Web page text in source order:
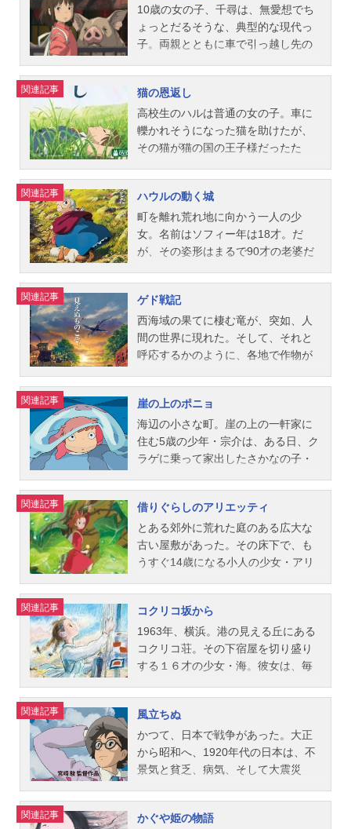
リスケジュール1995年7月15日
（土）【4Kデジタルリマスター上
映】2026年10月23日（金）キャスト
生月島靖也（雫の父）：立花隆月島
朝子（雫の母）：室井滋バロン：露
口茂西司朗（地球屋主人）：小林桂
樹月島汐：山下容莉枝高坂先生：高
山みなみ原...
若手タヌキたちの人間撃退作戦が開
始される。大木に扮してトラックを
妨害したり、ダンプを"八畳敷き"で目
せいとは知らない人間たちは「開発
のありかたに疑問」と報道、束の
間、タヌキは大喜びする。その一
方、四国や佐渡に住む長老たちの援
軍も仰ぐために使者が差し向けられ
ちは、化け学を駆使したゲリラ作戦
を展開。ところが新興住宅地で続発
する怪事件は、面白可笑しく報道さ
れるばかりで、開発阻止には...
る山犬一族、そして山犬に育てられ
た人間の少女サン。アシタカはその
狭間で、自分が呪われた理由を知
劇場版アニメシリーズスタジオジブ
リスケジュール1997年7月12日
（土）【IMAX劇場】2025年10月24
日（金）期間限定上映キャストアシ
タカ：松田洋治サン：石田ゆり子エ
甲六：西村雅彦（西村まさ彦）ゴン
ザ：上條恒彦トキ：島本須美山犬：
渡辺哲タタリ神：佐藤允牛飼い：名
古屋章モロの君：美輪明宏ヒイさ
ま：森光子乙事主：森繁久彌スタッ
ューサー：鈴木敏夫作画：安藤雅司
美術：山本二三 黒田聡 田中直
哉 武重洋二 男鹿和雄音楽：久石
譲主題歌「もののけ姫」米良美一公
開開始年＆季...
的な山田一家。その山田家の人々が
繰り広げるおかしくてほのぼのした
温かいエピソードの数々が短編集的
キョとなりの山田くん放送形態劇場
版アニメシリーズスタジオジブリス
ケジュール1999年7月17日（土）キ
ャストまつ子：朝丘雪路たかし：益
岡徹しげ：荒木雅子のぼる：五十畑
田靖子暴走族：古田新太配達人：斉
藤暁藤原先生：矢野顕子俳句朗読：
柳家小三治眼鏡の女：中村玉緒キク
チババ：ミヤコ蝶々スタッフ原作：
いしいひさいち脚本・監督：高畑勲
題歌：矢野顕子配給：松竹⋅スタジオ
ジブリ（徳間書店）公開開始年＆季
節1999アニメ映画(C)1999いしいひ
さいち・畑事務所・StudioGhibli・N
HD『ホーホケキョとなりの山田く
りの山田くん」のグッズを探す
10歳の女の子、千尋は、無愛想でち
ょっとだるそうな、典型的な現代っ
子。両親とともに車で引っ越し先の
迷い込んだ「不思議の町」。町の屋
台にあった料理を勝手に食べた両親
は、豚に姿をかえられてしまう。ひ
とりぼっちになってしまった千尋
は、「千尋」という名を奪われ
めにその町を支配する強欲な魔女・
湯婆婆の下で働き始める。湯屋と
は、この日本に棲むいろんな神様や
お化けが疲れと傷を癒しに通うお風
呂屋さんのこと。そこで、千尋は怪
て初めて懸命に働く。ハクや河の神
などと出会い、様々な経験とふれあ
いを重ねるうちに、千尋は徐々に成
長していく。何重にも守られて育つ
現代の子どもたちが、突然ひとりぼ
世界に帰れるのか・・・?作品名千と
千尋の神隠し放送形態劇場版アニメ
シリーズスタジオジブリスケジュー
ル2001年7月20日（金）キャスト千
尋：柊瑠美ハク：入野自由湯婆婆・
お母さん：沢口靖子青蛙：我修院達
也坊：神木隆之介リン：玉井夕海番
台蛙：大泉洋河の神：はやし・こば
父役：上條恒彦兄役：小野武彦釜
爺：菅...
関連記事
猫の恩返し
高校生のハルは普通の女の子。車に
轢かれそうになった猫を助けたが、
その猫が猫の国の王子様だったた
に。「このまま、猫になってもいい
かも……」と思った瞬間、ハルは
徐々に猫の姿になっていき、一見天
国に思えた猫の国の恐ろしさにはじ
めて気づくのだった……。作品名猫
ーズスタジオジブリスケジュール200
2年7月20日（土）キャストハル：池
脇千鶴バロン：袴田吉彦ユキ：前田
亜季ルーン：山田孝之ひろみ：佐藤
仁美ナトリ：佐戸井けん太ナトル：
介ハルの母：岡江久美子猫王：丹波
哲郎スタッフ監督：森田宏幸企画：
宮崎駿脚本：吉田玲子製作：松下武
義 氏家齊一郎 星野康二 宮川智
雄 相原宏徳 高井英幸製作プロデ
野見祐二キャラクターデザイン・レ
イアウト：森川聡子作画監督：井上
鋭美術監督：田中直哉映像演出：高
橋賢太郎制作プロデューサー：田中
千義主題歌「風になる」つじあやの
2002猫乃手堂・GNDHMT『猫の恩返
し』公式サイト 「猫の恩返し」のグ
ッズを探す
関連記事
ハウルの動く城
町を離れ荒れ地に向かう一人の少
女。名前はソフィー年は18才。だ
が、その姿形はまるで90才の老婆だ
子屋を一人で切り盛りしてきたソフ
ィー。だがそれは、決して彼女の望
んだ生き方ではなかった。ある日出
征兵士でにぎわう町中でソフィーは
兵隊にからまれる。その窮地に助け
年。青年は不思議な力でそのまま空
へと舞い上がり、ソフィーを束の間
の空中散歩にいざなうのであった。
夢のような出来事に心奪われるソフ
ィー。しかしその夜、ソフィーは、
られ、90才のおばあちゃんに姿を変
えられてしまう。このままではいら
れない!意を決して荷物をまとめて荒
れ地を目指すソフィー。夕暮れに迫
る荒れ地を歩いていると、その向こ
「ハウルの動く城」が姿を現したの
であった……。作品名ハウルの動く
城放送形態劇場版アニメシリーズス
タジオジブリスケジュール2004年11
月20日（土）キャストソフィー：倍
女：美輪明宏カルシファー：我修院
達也マルクル：神木隆之介小姓：伊
崎充則かかしのカブ：大泉洋国王：
大塚明夫ヒン：原田大二郎サリマ
ン：加...
関連記事
ゲド戦記
西海域の果てに棲む竜が、突如、人
間の世界に現れた。そして、それと
呼応するかのように、各地で作物が
衡が崩れつつあった。災いの源を探
るゲドは、旅の途中、国を捨てた王
子アレンに出会う。心に闇を持つ少
年は、得体の知れない“影”に追われて
いた。二人は、都城ホート・タウン
が行われ、麻薬が蔓延し、売ってい
る物はまがい物ばかり。表面的には
陽気で騒々しかったが、行き交う顔
からは実在感が失われていた。街を
さまようアレンは、謎の少女テルー
は少年を拒絶する。――世界に兆す
災いの背後には、クモと呼ばれる男
がいた。“死ぬこと”を誰よりも怖れる
その男は、かつてゲドと戦い、そし
て敗れた大魔法使いだった。作品名
ーズスタジオジブリスケジュール200
6年7月29日（土）キャストアレン：
岡田准一テルー：手嶌葵ハイタカ：
菅原文太クモ：田中裕子ウサギ：香
川照之テナー：風吹ジュンハジア売
妃：夏川結衣国王：小林薫スタッフ
監督：宮崎吾朗脚本：宮崎吾朗 丹
関連記事
崖の上のポニョ
海辺の小さな町。崖の上の一軒家に
住む5歳の少年・宗介は、ある日、ク
ラゲに乗って家出したさかなの子・
瓶に突っ込んで困っていたところ
を、宗介に助けてもらったのだ。宗
介のことを好きになるポニョ。宗介
もポニョを好きになる。「ぼくが守
ってあげるからね」しかし、かつて
フジモトによって、ポニョは海の中
へと連れ戻されてしまう。人間にな
りたい!ポニョは、妹たちの力を借り
て父の魔法を盗み出し、再び宗介の
いる人間の世界を目指す。危険な力
海はふくれあがり、嵐が巻き起こ
り、妹たちは巨大な水魚に変身し
て、宗介のいる崖へ、大津波となっ
て押し寄せる。海の世界の混乱は、
宗介たちが暮らす町をまるごと飲み
作品名崖の上のポニョ放送形態劇場
版アニメシリーズスタジオジブリス
関連記事
借りぐらしのアリエッティ
とある郊外に荒れた庭のある広大な
古い屋敷があった。その床下で、も
うすぐ14歳になる小人の少女・アリ
と3人でひっそりと静かに暮らしてい
た。アリエッティの一家は、屋敷の
床上に住むふたりの老婦人、女主人
の貞子とお手伝いのハルに気づかれ
ないように、少しずつ、石けんやク
自分たちの暮らしに必要なモノを、
必要な分だけ借りて来て暮らしてい
た。借りぐらしの小人たち。そんな
ある夏の日、その屋敷に、病気療養
のために12歳の少年・翔がやって来
られたからには、引っ越さないとい
けない。それが床下の小人たちの掟
関連記事
コクリコ坂から
1963年、横浜。港の見える丘にある
コクリコ荘。その下宿屋を切り盛り
する１６才の少女・海。彼女は、毎
る。旗の意味は「安全な航行を祈
る」。タグボートで通学していた１
７才の少年・俊は、海の上からその
旗をいつも見ていた。翌年に東京オ
リンピックを控え、人々は古いもの
晴らしいと信じていた。そんな時代
に、横浜のとある高校で、小さな紛
関連記事
風立ちぬ
かつて、日本で戦争があった。大正
から昭和へ、1920年代の日本は、不
景気と貧乏、病気、そして大震災
った。そして、日本は戦争へ突入し
ていった。当時の若者たちは、そん
関連記事
かぐや姫の物語